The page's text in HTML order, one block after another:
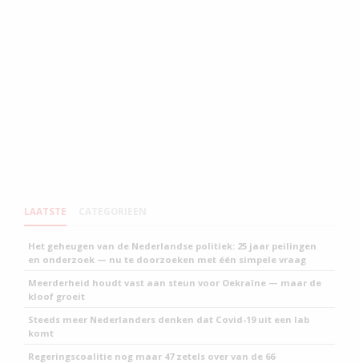
LAATSTE
Het geheugen van de Nederlandse politiek: 25 jaar peilingen
en onderzoek — nu te doorzoeken met één simpele vraag
Meerderheid houdt vast aan steun voor Oekraïne — maar de
kloof groeit
Steeds meer Nederlanders denken dat Covid-19 uit een lab
komt
Regeringscoalitie nog maar 47 zetels over van de 66